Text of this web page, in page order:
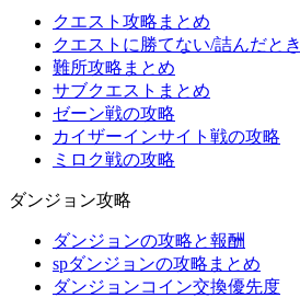
クエスト攻略まとめ
クエストに勝てない/詰んだとき
難所攻略まとめ
サブクエストまとめ
ゼーン戦の攻略
カイザーインサイト戦の攻略
ミロク戦の攻略
ダンジョン攻略
ダンジョンの攻略と報酬
spダンジョンの攻略まとめ
ダンジョンコイン交換優先度